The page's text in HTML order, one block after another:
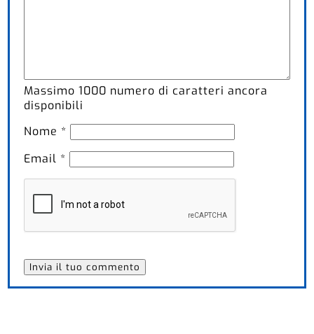
Massimo1000 numero di caratteri ancora
disponibili
Nome *
Email *